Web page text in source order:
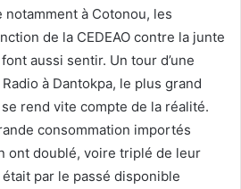
à Cotonou, les
de la CEDEAO contre la junte
aussi sentir. Un tour d’une
à Dantokpa, le plus grand
rend vite compte de la réalité.
consommation importés
ont doublé, voire triplé de leur
par le passé disponible